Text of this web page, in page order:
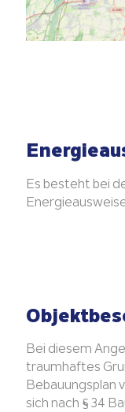
Es besteht bei
Bei diesem
traumhaftes
Bebauungsplan
sich nach § 34